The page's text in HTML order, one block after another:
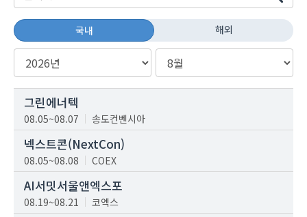
국내 해외
그린에너텍
08.05~08.07 송도컨벤시아
넥스트콘(NextCon)
08.05~08.08 COEX
AI서밋서울앤엑스포
08.19~08.21 코엑스